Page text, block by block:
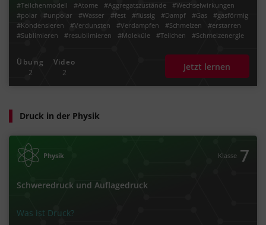
#Teilchenmodell #Atome #Aggregatszustände
#Wechselwirkungen
#polar
#unpolar #Wasser #fest #flüssig #Dampf #Gas
#gasförmig
#Kondensieren
#Verdunsten #Verdampfen #Schmelzen
#erstarren
#Sublimieren
#resublimieren #Moleküle #Teilchen
#Schmelzenergie
Übung
2
Video
2
Jetzt lernen
Druck in der Physik
Physik Klasse 7
Schweredruck und Auflagedruck
Was ist Druck?